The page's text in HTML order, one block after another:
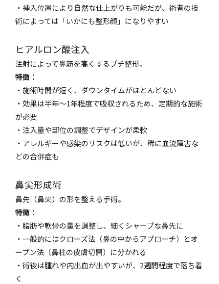
・挿入位置により自然な仕上がりも可能だが、術者の技
術によっては「いかにも整形顔」になりやすい
ヒアルロン酸注入
注射によって鼻筋を高くするプチ整形。
特徴：
・施術時間が短く、ダウンタイムがほとんどない
・効果は半年～1年程度で吸収されるため、定期的な施術
が必要
・注入量や部位の調整でデザインが柔軟
・アレルギーや感染のリスクは低いが、稀に血流障害な
どの合併症も
鼻尖形成術
鼻先（鼻尖）の形を整える手術。
特徴：
・脂肪や軟骨の量を調整し、細くシャープな鼻先に
・一般的にはクローズ法（鼻の中からアプローチ）とオ
ープン法（鼻柱の皮膚切開）に分かれる
・術後は腫れや内出血が出やすいが、2週間程度で落ち着
く